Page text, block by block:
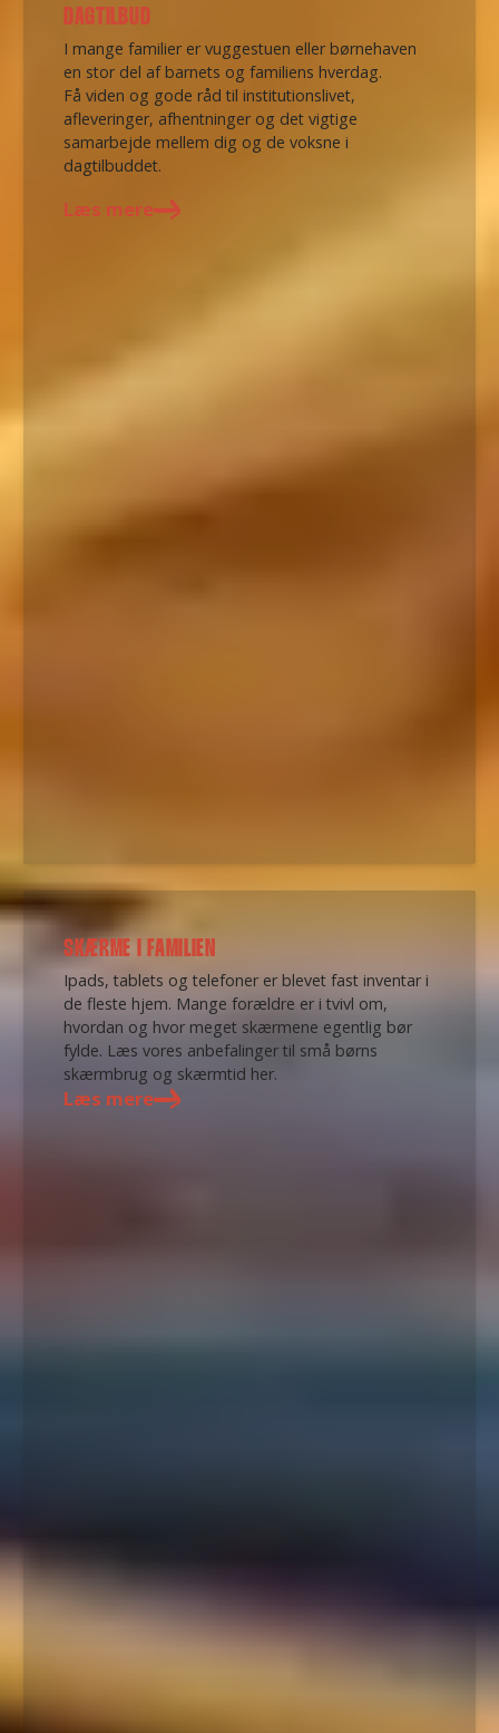
DAGTILBUD
I mange familier er vuggestuen eller børnehaven
en stor del af barnets og familiens hverdag.
Få viden og gode råd til institutionslivet,
afleveringer, afhentninger og det vigtige
samarbejde mellem dig og de voksne i
dagtilbuddet.
Læs mere
SKÆRME I FAMILIEN
Ipads, tablets og telefoner er blevet fast inventar i
de fleste hjem. Mange forældre er i tvivl om,
hvordan og hvor meget skærmene egentlig bør
fylde. Læs vores anbefalinger til små børns
skærmbrug og skærmtid her.
Læs mere